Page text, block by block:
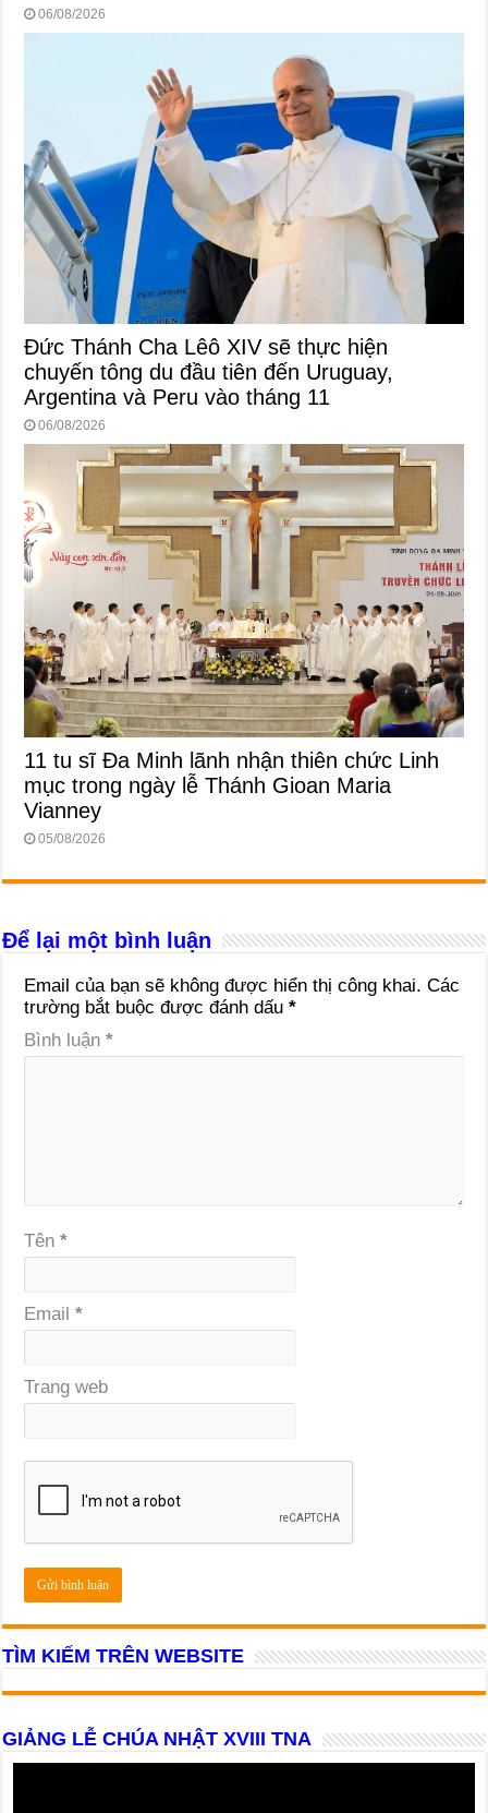
06/08/2026
Đức Thánh Cha Lêô XIV sẽ thực hiện
chuyến tông du đầu tiên đến Uruguay,
Argentina và Peru vào tháng 11
06/08/2026
11 tu sĩ Đa Minh lãnh nhận thiên chức Linh
mục trong ngày lễ Thánh Gioan Maria
Vianney
05/08/2026
Để lại một bình luận
Email của bạn sẽ không được hiển thị công khai. Các
trường bắt buộc được đánh dấu*
Bình luận*
Tên*
Email*
Trang web
TÌM KIẾM TRÊN WEBSITE
GIẢNG LỄ CHÚA NHẬT XVIII TNA